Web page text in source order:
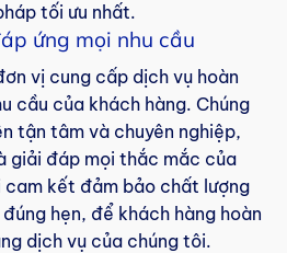
tối ưu nhất.
ứng mọi nhu cầu
vị cung cấp dịch vụ hoàn
cầu của khách hàng. Chúng
tận tâm và chuyên nghiệp,
giải đáp mọi thắc mắc của
cam kết đảm bảo chất lượng
hẹn, để khách hàng hoàn
dịch vụ của chúng tôi.